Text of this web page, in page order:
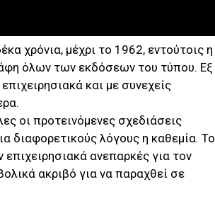
χρόνια, μέχρι το 1962, εντούτοις η
όλων των εκδόσεων του τύπου. Εξ
και με συνεχείς
οι προτεινόμενες σχεδιάσεις
διαφορετικούς λόγους η καθεμία. Το
ανεπαρκές για τον
ακριβό για να παραχθεί σε